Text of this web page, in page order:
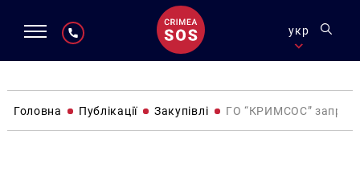
укр
Головна Публікації Закупівлі ГО “КРИМСОС”